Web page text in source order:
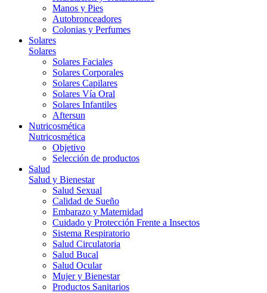
Manos y Pies
Autobronceadores
Colonias y Perfumes
Solares
Solares
Solares Faciales
Solares Corporales
Solares Capilares
Solares Vía Oral
Solares Infantiles
Aftersun
Nutricosmética
Nutricosmética
Objetivo
Selección de productos
Salud
Salud y Bienestar
Salud Sexual
Calidad de Sueño
Embarazo y Maternidad
Cuidado y Protección Frente a Insectos
Sistema Respiratorio
Salud Circulatoria
Salud Bucal
Salud Ocular
Mujer y Bienestar
Productos Sanitarios